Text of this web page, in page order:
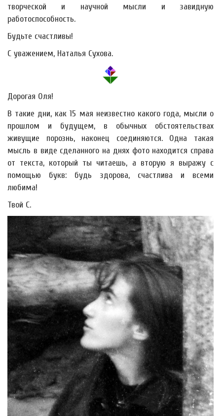
творческой и научной мысли и завидную
работоспособность.
Будьте счастливы!
С уважением, Наталья Сухова.
Дорогая Оля!
В такие дни, как 15 мая неизвестно какого года, мысли о
прошлом и будущем, в обычных обстоятельствах
живущие порознь, наконец соединяются. Одна такая
мысль в виде сделанного на днях фото находится справа
от текста, который ты читаешь, а вторую я выражу с
помощью букв: будь здорова, счастлива и всеми
любима!
Твой С.